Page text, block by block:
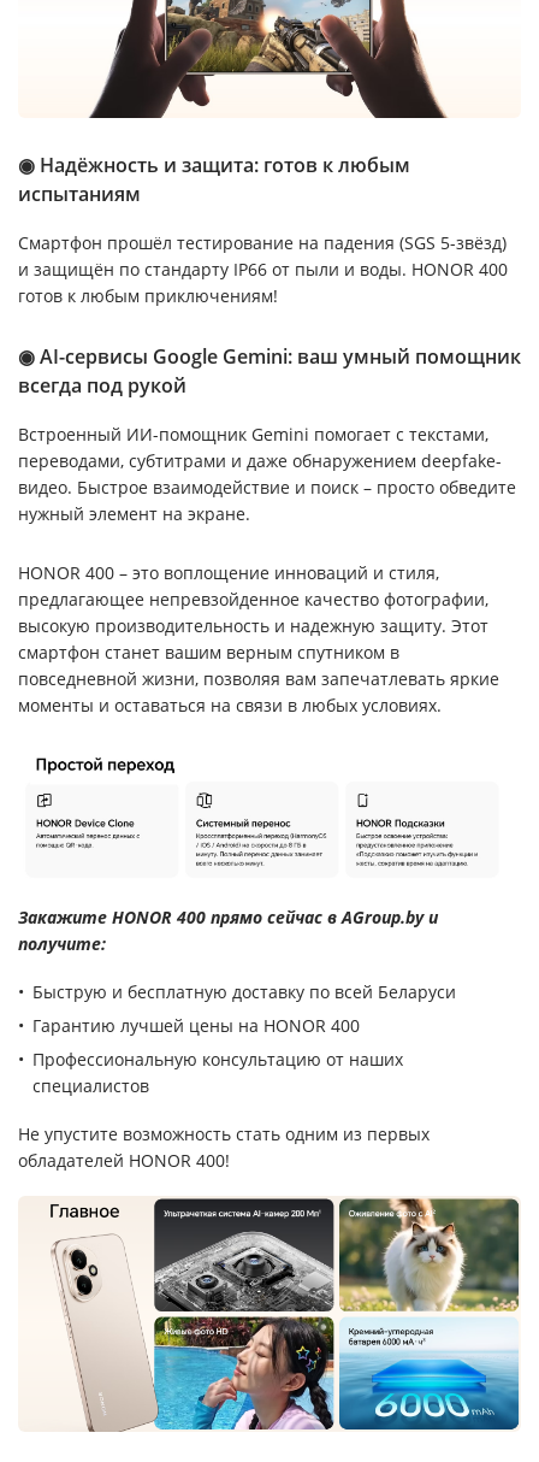
◉ Надёжность и защита: готов к любым
испытаниям
Смартфон прошёл тестирование на падения (SGS 5-звёзд)
и защищён по стандарту IP66 от пыли и воды. HONOR 400
готов к любым приключениям!
◉ AI-сервисы Google Gemini: ваш умный помощник
всегда под рукой
Встроенный ИИ-помощник Gemini помогает с текстами,
переводами, субтитрами и даже обнаружением deepfake-
видео. Быстрое взаимодействие и поиск – просто обведите
нужный элемент на экране.
HONOR 400 – это воплощение инноваций и стиля,
предлагающее непревзойденное качество фотографии,
высокую производительность и надежную защиту. Этот
смартфон станет вашим верным спутником в
повседневной жизни, позволяя вам запечатлевать яркие
моменты и оставаться на связи в любых условиях.
Закажите HONOR 400 прямо сейчас в AGroup.by и
получите:
Быструю и бесплатную доставку по всей Беларуси
Гарантию лучшей цены на HONOR 400
Профессиональную консультацию от наших
специалистов
Не упустите возможность стать одним из первых
обладателей HONOR 400!